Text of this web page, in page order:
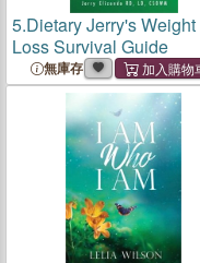
5.Dietary Jerry's Weight
Loss Survival Guide
無庫存